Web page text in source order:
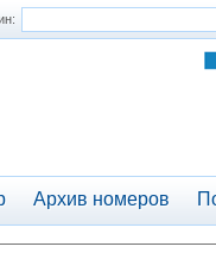
Архив номеров